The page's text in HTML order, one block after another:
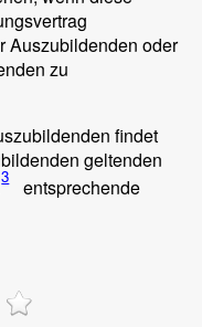
Auszubildenden oder
zu
findet
geltenden
3
entsprechende